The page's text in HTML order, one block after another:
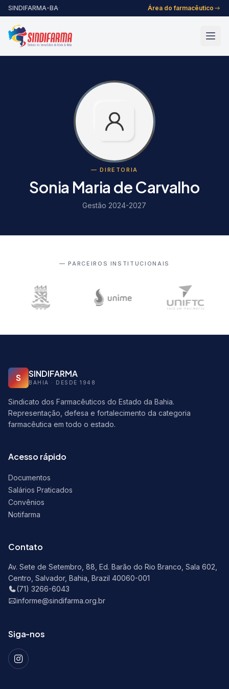
Pular para o conteúdo
SINDIFARMA-BA· Área do farmacêutico
— DIRETORIA
Sonia Maria de Carvalho
Gestão 2024-2027
— PARCEIROS INSTITUCIONAIS
S SINDIFARMA
BAHIA · DESDE 1948
Sindicato dos Farmacêuticos do Estado da Bahia.
Representação, defesa e fortalecimento da categoria
farmacêutica em todo o estado.
Acesso rápido
Documentos
Salários Praticados
Convênios
Notifarma
Contato
Av. Sete de Setembro, 88, Ed. Barão do Rio Branco, Sala 602,
Centro, Salvador, Bahia, Brazil 40060-001
(71) 3266-6043
informe@sindifarma.org.br
Siga-nos